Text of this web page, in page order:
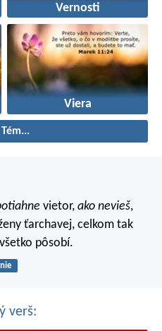
Vernosti
Viera
vietor, ako nevieš,
ťarchavej, celkom tak
pôsobí.
verš: